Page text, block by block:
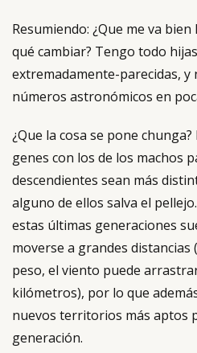
Resumiendo: ¿Que me va
qué cambiar? Tengo todo
extremadamente-parecidas, y
números astronómicos en
¿Que la cosa se pone
genes con los de los machos
descendientes sean más
alguno de ellos salva el
estas últimas generaciones
moverse a grandes distancias
peso, el viento puede
kilómetros), por lo que
nuevos territorios más aptos
generación.